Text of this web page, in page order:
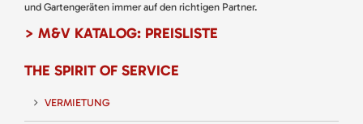
und Gartengeräten immer auf den richtigen Partner.
> M&V KATALOG: PREISLISTE
THE SPIRIT OF SERVICE
VERMIETUNG